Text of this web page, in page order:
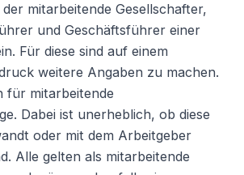
mitarbeitende Gesellschafter,
und Geschäftsführer einer
Für diese sind auf einem
weitere Angaben zu machen.
für mitarbeitende
Dabei ist unerheblich, ob diese
oder mit dem Arbeitgeber
Alle gelten als mitarbeitende